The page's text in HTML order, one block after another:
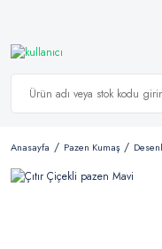
Anasayfa Pazen Kumaş